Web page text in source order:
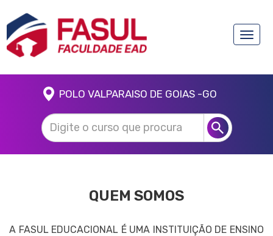
Toggle
POLO VALPARAISO DE GOIAS -GO
QUEM SOMOS
A FASUL EDUCACIONAL É UMA INSTITUIÇÃO DE ENSINO